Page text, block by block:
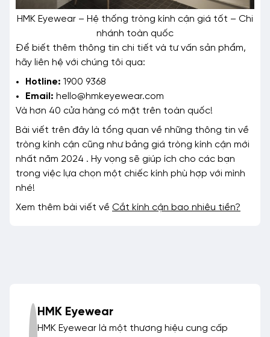
HMK Eyewear – Hệ thống tròng kính cận giá tốt – Chi
nhánh toàn quốc
Để biết thêm thông tin chi tiết và tư vấn sản phẩm,
hãy liên hệ với chúng tôi qua:
Hotline: 1900 9368
Email: hello@hmkeyewear.com
Và hơn 40 cửa hàng có mặt trên toàn quốc!
Bài viết trên đây là tổng quan về những thông tin về
tròng kính cận cũng như bảng giá tròng kính cận mới
nhất năm 2024 . Hy vọng sẽ giúp ích cho các bạn
trong việc lựa chọn một chiếc kính phù hợp với mình
nhé!
Xem thêm bài viết về Cắt kính cận bao nhiêu tiền?
HMK Eyewear
HMK Eyewear là một thương hiệu cung cấp